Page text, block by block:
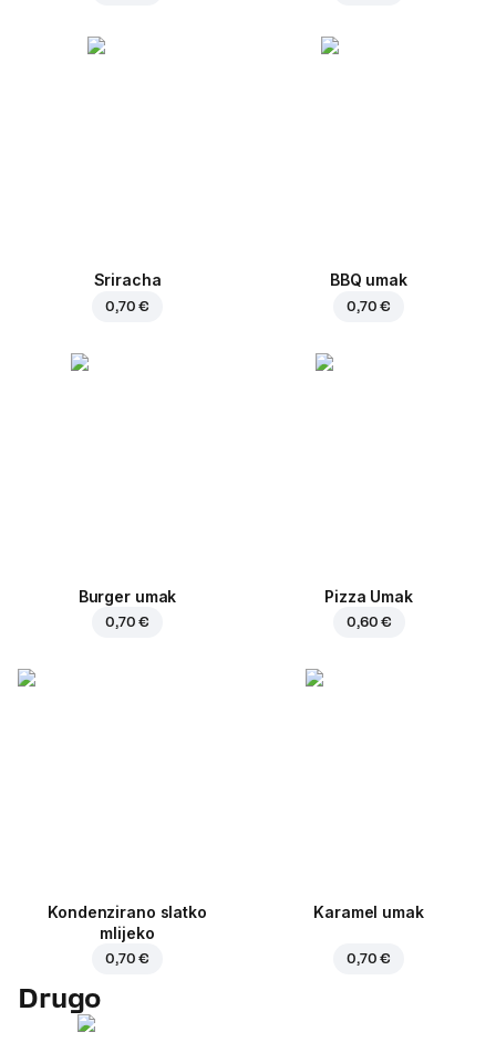
Sriracha
0,70 €
BBQ umak
0,70 €
Burger umak
0,70 €
Pizza Umak
0,60 €
Kondenzirano slatko
mlijeko
0,70 €
Karamel umak
0,70 €
Drugo